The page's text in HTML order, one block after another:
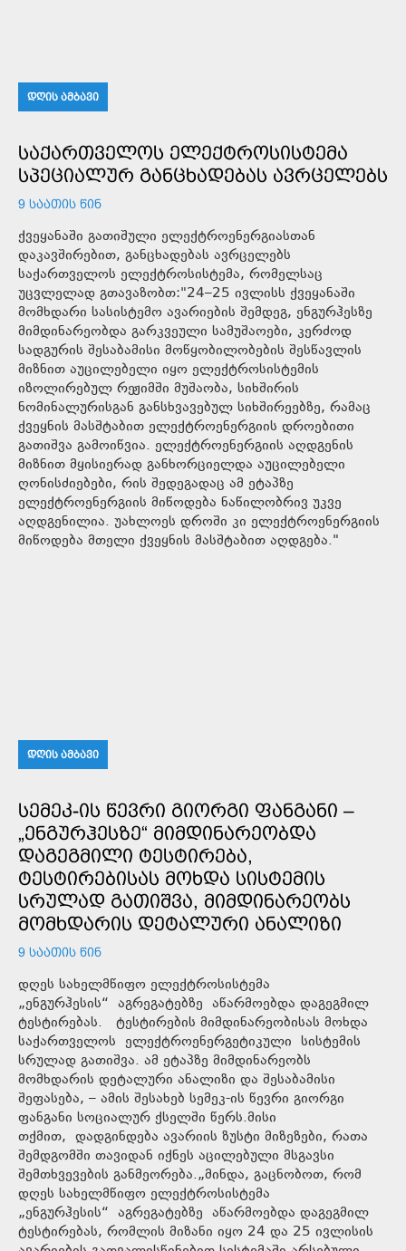
ᲓᲦᲘᲡ ᲐᲛᲑᲐᲕᲘ
ᲡᲐᲥᲐᲠᲗᲕᲔᲚᲝᲡ ᲔᲚᲔᲥᲢᲠᲝᲡᲘᲡᲢᲔᲛᲐ
ᲡᲞᲔᲪᲘᲐᲚᲣᲠ ᲒᲐᲜᲪᲮᲐᲓᲔᲑᲐᲡ ᲐᲕᲠᲪᲔᲚᲔᲑᲡ
9 ᲡᲐᲐᲗᲘᲡ ᲬᲘᲜ
ქვეყანაში გათიშული ელექტროენერგიასთან
დაკავშირებით, განცხადებას ავრცელებს
საქართველოს ელექტროსისტემა, რომელსაც
უცვლელად გთავაზობთ:"24–25 ივლისს ქვეყანაში
მომხდარი სასისტემო ავარიების შემდეგ, ენგურჰესზე
მიმდინარეობდა გარკვეული სამუშაოები, კერძოდ
სადგურის შესაბამისი მოწყობილობების შესწავლის
მიზნით აუცილებელი იყო ელექტროსისტემის
იზოლირებულ რეჟიმში მუშაობა, სიხშირის
ნომინალურისგან განსხვავებულ სიხშირეებზე, რამაც
ქვეყნის მასშტაბით ელექტროენერგიის დროებითი
გათიშვა გამოიწვია. ელექტროენერგიის აღდგენის
მიზნით მყისიერად განხორციელდა აუცილებელი
ღონისძიებები, რის შედეგადაც ამ ეტაპზე
ელექტროენერგიის მიწოდება ნაწილობრივ უკვე
აღდგენილია. უახლოეს დროში კი ელექტროენერგიის
მიწოდება მთელი ქვეყნის მასშტაბით აღდგება."
ᲓᲦᲘᲡ ᲐᲛᲑᲐᲕᲘ
ᲡᲔᲛᲔᲙ-ᲘᲡ ᲬᲔᲕᲠᲘ ᲒᲘᲝᲠᲒᲘ ᲤᲐᲜᲒᲐᲜᲘ –
„ᲔᲜᲒᲣᲠᲰᲔᲡᲖᲔ“ ᲛᲘᲛᲓᲘᲜᲐᲠᲔᲝᲑᲓᲐ
ᲓᲐᲒᲔᲒᲛᲘᲚᲘ ᲢᲔᲡᲢᲘᲠᲔᲑᲐ,
ᲢᲔᲡᲢᲘᲠᲔᲑᲘᲡᲐᲡ ᲛᲝᲮᲓᲐ ᲡᲘᲡᲢᲔᲛᲘᲡ
ᲡᲠᲣᲚᲐᲓ ᲒᲐᲗᲘᲨᲕᲐ, ᲛᲘᲛᲓᲘᲜᲐᲠᲔᲝᲑᲡ
ᲛᲝᲛᲮᲓᲐᲠᲘᲡ ᲓᲔᲢᲐᲚᲣᲠᲘ ᲐᲜᲐᲚᲘᲖᲘ
9 ᲡᲐᲐᲗᲘᲡ ᲬᲘᲜ
დღეს სახელმწიფო ელექტროსისტემა
„ენგურჰესის“ აგრეგატებზე აწარმოებდა დაგეგმილ
ტესტირებას. ტესტირების მიმდინარეობისას მოხდა
საქართველოს ელექტროენერგეტიკული სისტემის
სრულად გათიშვა. ამ ეტაპზე მიმდინარეობს
მომხდარის დეტალური ანალიზი და შესაბამისი
შეფასება, – ამის შესახებ სემეკ-ის წევრი გიორგი
ფანგანი სოციალურ ქსელში წერს.მისი
თქმით, დადგინდება ავარიის ზუსტი მიზეზები, რათა
შემდგომში თავიდან იქნეს აცილებული მსგავსი
შემთხვევების განმეორება.„მინდა, გაცნობოთ, რომ
დღეს სახელმწიფო ელექტროსისტემა
„ენგურჰესის“ აგრეგატებზე აწარმოებდა დაგეგმილ
ტესტირებას, რომლის მიზანი იყო 24 და 25 ივლისის